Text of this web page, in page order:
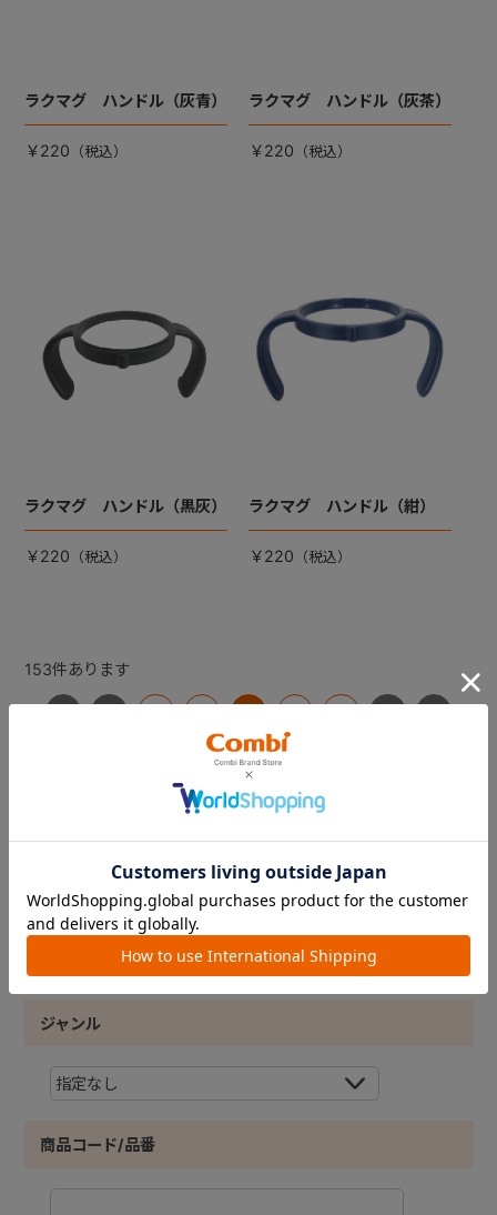
ラクマグ ハンドル（灰青）
￥220
ラクマグ ハンドル（灰茶）
￥220
ラクマグ ハンドル（黒灰）
￥220
ラクマグ ハンドル（紺）
￥220
153件あります
カテゴリ
ジャンル
商品コード/品番